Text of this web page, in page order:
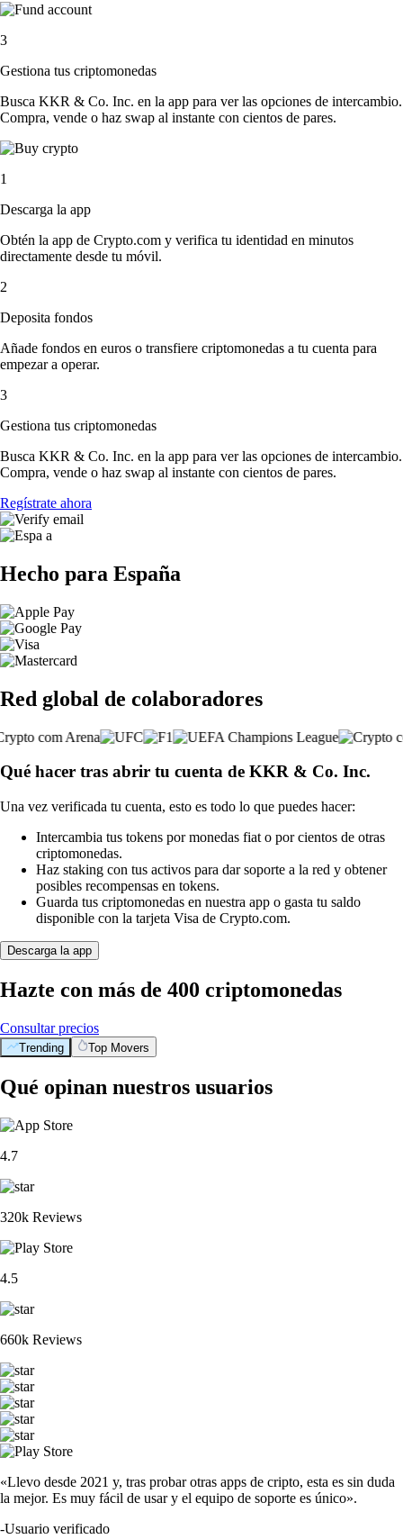
3
Gestiona tus criptomonedas
Busca KKR & Co. Inc. en la app para ver las opciones de intercambio.
Compra, vende o haz swap al instante con cientos de pares.
1
Descarga la app
Obtén la app de Crypto.com y verifica tu identidad en minutos
directamente desde tu móvil.
2
Deposita fondos
Añade fondos en euros o transfiere criptomonedas a tu cuenta para
empezar a operar.
3
Gestiona tus criptomonedas
Busca KKR & Co. Inc. en la app para ver las opciones de intercambio.
Compra, vende o haz swap al instante con cientos de pares.
Regístrate ahora
Hecho para España
Red global de colaboradores
Qué hacer tras abrir tu cuenta de KKR & Co. Inc.
Una vez verificada tu cuenta, esto es todo lo que puedes hacer:
Intercambia tus tokens por monedas fiat o por cientos de otras
criptomonedas.
Haz staking con tus activos para dar soporte a la red y obtener
posibles recompensas en tokens.
Guarda tus criptomonedas en nuestra app o gasta tu saldo
disponible con la tarjeta Visa de Crypto.com.
Descarga la app
Hazte con más de 400 criptomonedas
Consultar precios
Trending Top Movers
Qué opinan nuestros usuarios
4.7
320k Reviews
4.5
660k Reviews
«Llevo desde 2021 y, tras probar otras apps de cripto, esta es sin duda
la mejor. Es muy fácil de usar y el equipo de soporte es único».
-Usuario verificado